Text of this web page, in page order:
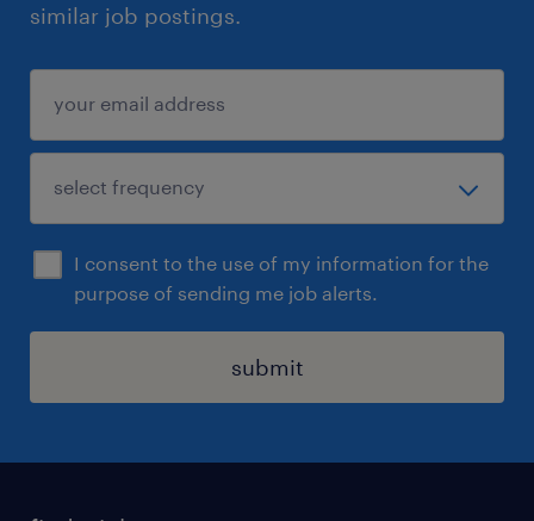
similar job postings.
I consent to the use of my information for the
purpose of sending me job alerts.
submit